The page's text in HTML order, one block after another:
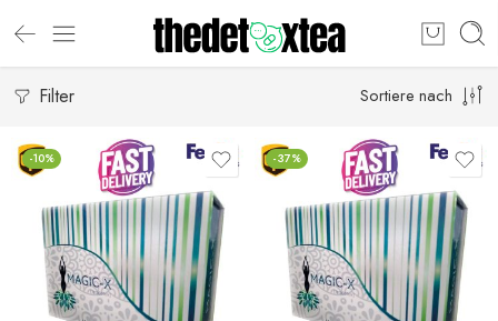
Filter Sortiere nach
-10% -37%